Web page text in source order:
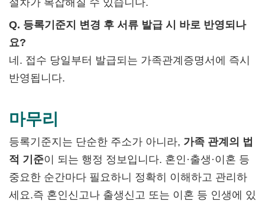
절차가 복잡해질 수 있습니다.
Q. 등록기준지 변경 후 서류 발급 시 바로 반영되나
요?
네. 접수 당일부터 발급되는 가족관계증명서에 즉시
반영됩니다.
마무리
등록기준지는 단순한 주소가 아니라, 가족 관계의 법
적 기준이 되는 행정 정보입니다. 혼인·출생·이혼 등
중요한 순간마다 필요하니 정확히 이해하고 관리하
세요.즉 혼인신고나 출생신고 또는 이혼 등 인생에 있